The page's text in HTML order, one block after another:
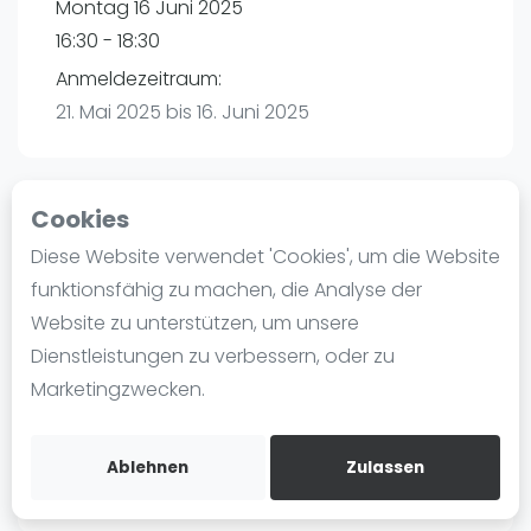
Cookies
Diese Website verwendet 'Cookies', um die Website
funktionsfähig zu machen, die Analyse der
Website zu unterstützen, um unsere
Dienstleistungen zu verbessern, oder zu
Marketingzwecken.
Ablehnen Zulassen
Ranking
Männer
Frauen
Blog
Die Geschichte von Padel
Regeln und Punktzählung
Padel Schläge
Video
Montag 16 Juni 2025
16:30 - 18:30
Anmeldezeitraum:
21. Mai 2025 bis 16. Juni 2025
Playtomic
Padel amigos Hamburg-Halstenbek |
Halstenbek
Am Bahndamm 88
25469Halstenbek
playtomic.io